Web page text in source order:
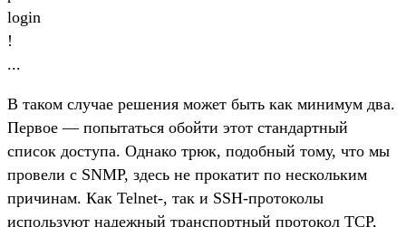
login
!
...
В таком случае решения может быть как минимум два.
Первое — попытаться обойти этот стандартный
список доступа. Однако трюк, подобный тому, что мы
провели с SNMP, здесь не прокатит по нескольким
причинам. Как Telnet-, так и SSH-протоколы
используют надежный транспортный протокол TCP,